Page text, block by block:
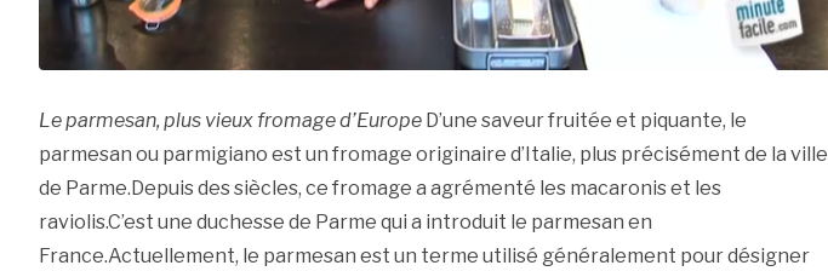
Le parmesan, plus vieux fromage d’EuropeD’une saveur fruitée et piquante, le
parmesan ou parmigiano est un fromage originaire d’Italie, plus précisément de la ville
de Parme.Depuis des siècles, ce fromage a agrémenté les macaronis et les
raviolis.C’est une duchesse de Parme qui a introduit le parmesan en
France.Actuellement, le parmesan est un terme utilisé généralement pour désigner